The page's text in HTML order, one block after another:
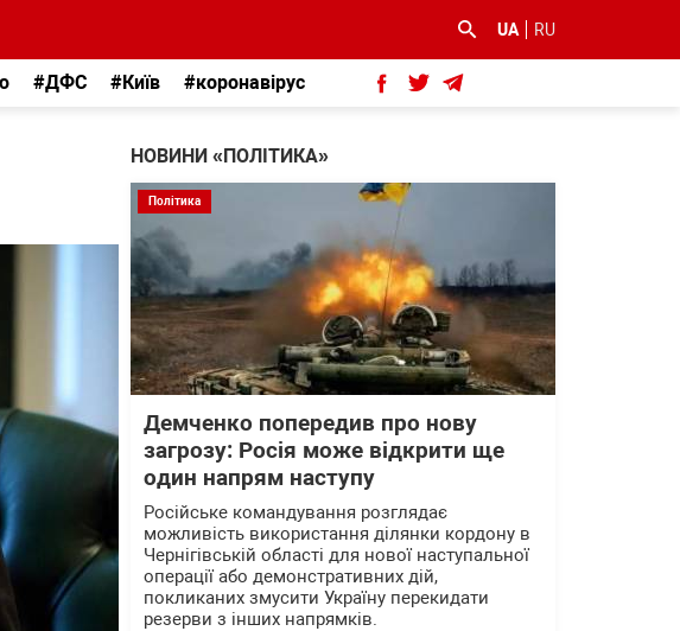
UA RU
#ДФС #Київ #коронавірус
НОВИНИ «ПОЛІТИКА»
Політика
Демченко попередив про нову
загрозу: Росія може відкрити ще
один напрям наступу
Російське командування розглядає
можливість використання ділянки кордону в
Чернігівській області для нової наступальної
операції або демонстративних дій,
покликаних змусити Україну перекидати
резерви з інших напрямків.